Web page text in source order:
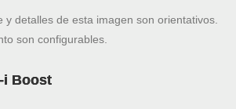
y detalles de esta imagen son orientativos.
son configurables.
i Boost